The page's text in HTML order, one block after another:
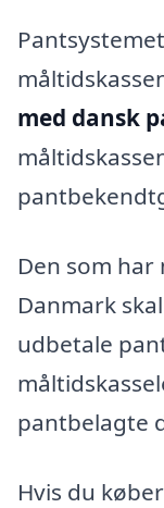
med dansk
Den som
Danmark
udbetale
pantbelagte
Hvis du